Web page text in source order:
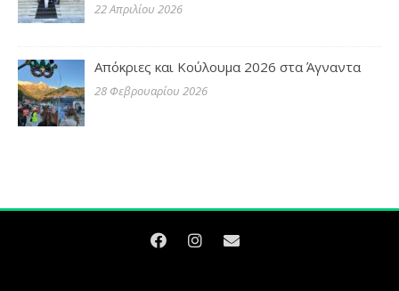
22 Απριλίου 2026
Απόκριες και Κούλουμα 2026 στα Άγναντα
28 Φεβρουαρίου 2026